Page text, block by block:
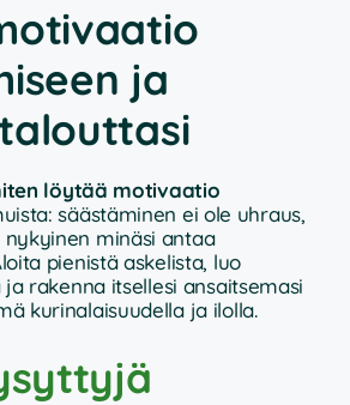
ja
löytää motivaatio
säästäminen ei ole uhraus,
minäsi antaa
pienistä askelista, luo
rakenna itsellesi ansaitsemasi
kurinalaisuudella ja ilolla.